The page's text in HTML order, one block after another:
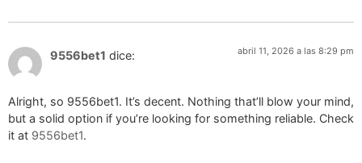
9556bet1 dice: abril 11, 2026 a las 8:29 pm
Alright, so 9556bet1. It’s decent. Nothing that’ll blow your mind,
but a solid option if you’re looking for something reliable. Check
it at 9556bet1.